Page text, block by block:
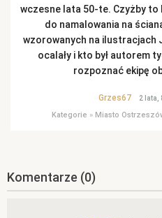
wczesne lata 50-te. Czyżby to
do namalowania na
wzorowanych na ilustracjach
ocalały i kto był autorem
rozpoznać ekipę
Grzes67 2 lata,
Kategorie » Miasto
Komentarze (0)